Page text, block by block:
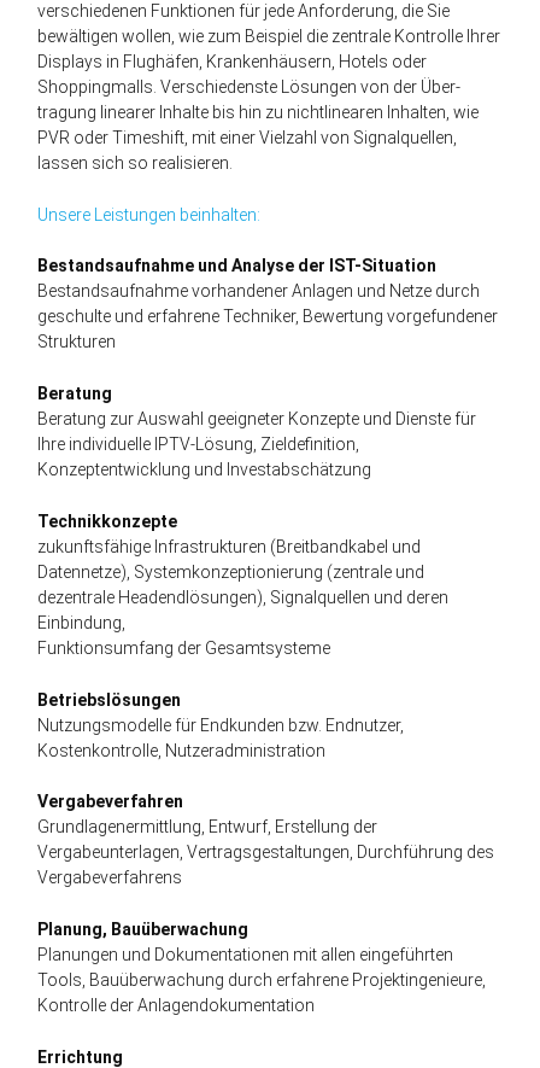
verschiedenen Funktionen für jede Anfor­derung, die Sie
bewältigen wollen, wie zum Beispiel die zentrale Kontrolle Ihrer
Displays in Flug­häfen, Kranken­häusern, Hotels oder
Shopping­malls. Verschiedenste Lösungen von der Über­
tragung linearer Inhalte bis hin zu nicht­linearen Inhalten, wie
PVR oder Time­shift, mit einer Vielzahl von Signal­quellen,
lassen sich so realisieren.
Unsere Leistungen beinhalten:
Bestandsaufnahme und Analyse der IST-Situation
Bestandsaufnahme vorhandener Anlagen und Netze durch
geschulte und erfahrene Techniker, Bewertung vorgefundener
Strukturen
Beratung
Beratung zur Auswahl geeigneter Konzepte und Dienste für
Ihre individuelle IPTV-Lösung, Zieldefinition,
Konzeptentwicklung und Investabschätzung
Technikkonzepte
zukunftsfähige Infrastrukturen (Breitbandkabel und
Datennetze), Systemkonzeptionierung (zentrale und
dezentrale Headendlösungen), Signalquellen und deren
Einbindung,
Funktionsumfang der Gesamtsysteme
Betriebslösungen
Nutzungsmodelle für Endkunden bzw. Endnutzer,
Kostenkontrolle, Nutzeradministration
Vergabeverfahren
Grundlagenermittlung, Entwurf, Erstellung der
Vergabeunterlagen, Vertragsgestaltungen, Durchführung des
Vergabeverfahrens
Planung, Bauüberwachung
Planungen und Dokumentationen mit allen eingeführten
Tools, Bauüberwachung durch erfahrene Projektingenieure,
Kontrolle der Anlagendokumentation
Errichtung